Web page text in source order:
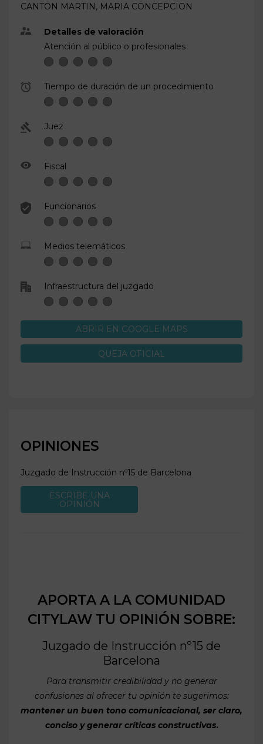
CANTON MARTIN, MARIA CONCEPCION
Detalles de valoración
Atención al público o profesionales
Tiempo de duración de un procedimiento
Juez
Fiscal
Funcionarios
Medios telemáticos
Infraestructura del juzgado
ABRIR EN GOOGLE MAPS
QUEJA OFICIAL
OPINIONES
Juzgado de Instrucción nº15 de Barcelona
ESCRIBE UNA
OPINIÓN
APORTA A LA COMUNIDAD
CITYLAW TU OPINIÓN SOBRE:
Juzgado de Instrucción nº15 de
Barcelona
Para transmitir credibilidad y no generar
confusiones al ofrecer tu opinión te sugerimos:
mantener un buen tono comunicacional, ser claro,
conciso y generar críticas constructivas.